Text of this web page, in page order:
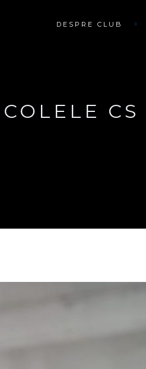
DESPRE CLUB
CS